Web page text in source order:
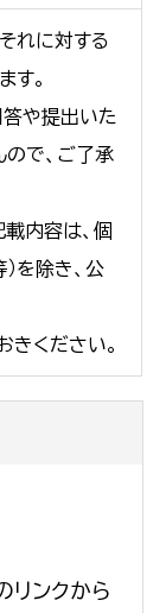
れに対する
す。
や提出いた
で、ご了承
内容は、個
を除き、公
ください。
リンクから